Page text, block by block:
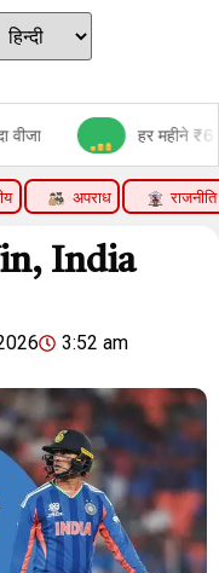
जमा करने पर मिलेंगे ₹1
अपराध राजनीति
India
3:52 am